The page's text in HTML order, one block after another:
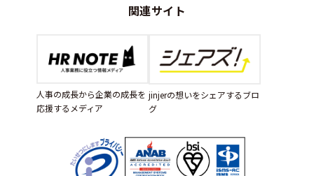
関連サイト
人事の成長から企業の成長を
応援するメディア
jinjerの想いをシェアするブロ
グ